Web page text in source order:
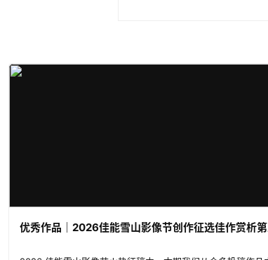
优秀作品｜2026佳能雪山影像节创作征选佳作赏析